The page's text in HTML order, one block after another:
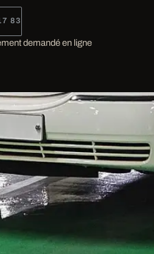
83
demandé en ligne
poste par
notre réponse l’est. Tout ce
prestation, rien d’autre.
à rien et ne demande
en ligne : la proposition